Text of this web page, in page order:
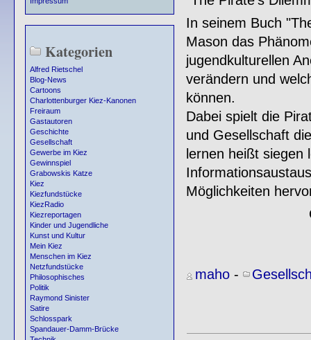
Kategorien
Alfred Rietschel
Blog-News
Cartoons
Charlottenburger Kiez-Kanonen
Freiraum
Gastautoren
Geschichte
Gesellschaft
Gewerbe im Kiez
Gewinnspiel
Grabowskis Katze
Kiez
Kiezfundstücke
KiezRadio
Kiezreportagen
Kinder und Jugendliche
Kunst und Kultur
Mein Kiez
Menschen im Kiez
Netzfundstücke
Philosophisches
Politik
Raymond Sinister
Satire
Schlosspark
Spandauer-Damm-Brücke
In seinem Buch
Mason das
jugendkulturellen
verändern und
können.
Dabei spielt die
und Gesellschaft
lernen heißt
Möglichkeiten
maho-